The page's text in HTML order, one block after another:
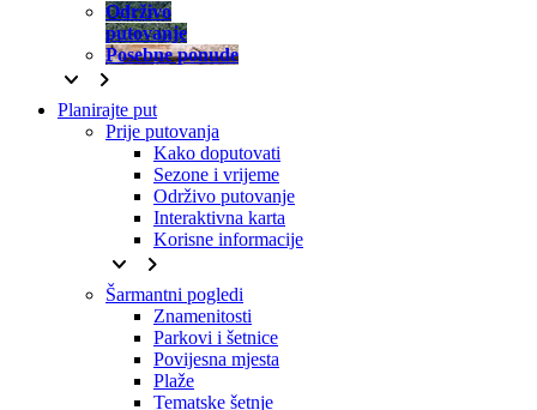
Održivo
putovanje
Posebne ponude
keyboard_arrow_down keyboard_arrow_right
Planirajte put
Prije putovanja
Kako doputovati
Sezone i vrijeme
Održivo putovanje
Interaktivna karta
Korisne informacije
keyboard_arrow_down keyboard_arrow_right
Šarmantni pogledi
Znamenitosti
Parkovi i šetnice
Povijesna mjesta
Plaže
Tematske šetnje